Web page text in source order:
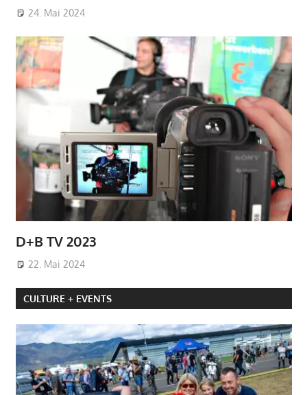
24. Mai 2024
D+B TV 2023
22. Mai 2024
CULTURE + EVENTS